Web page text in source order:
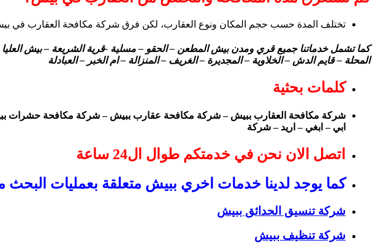
تختلف المدة حسب حجم المكان ونوع العقارب، لكن فرق شركة مكافحة العقارب في بيش
كما تشمل خدماتنا جميع قري ومدن بيش المطعن – الحقو – مسلية -قرية الشريعة – بيش العليا
المحلة – قايم الدش – الخلاوية – المجديرة – الغريف – المنزالة – ام الخبر – العبادلة
كلمات بحثية
شركة مكافحة العقارب ببيش – شركة مكافحة عقارب ببيش – شركة مكافحة حشرات
ابي – ابغي – اريد – شركة
اتصل الان نحن في خدمتكم طوال ال24 ساعة
كما يوجد لدينا خدمات اخري ببيش متعلقة بعمليات البحث
شركة تنسيق الحدائق ببيش
شركة تنظيف ببيش